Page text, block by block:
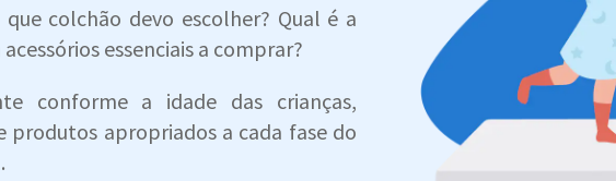
colchão devo escolher? Qual é a
essenciais a comprar?
conforme a idade das crianças,
produtos apropriados a cada fase do